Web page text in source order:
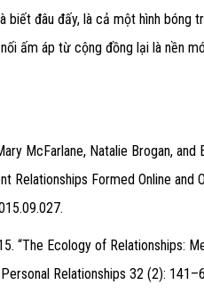
biết đâu đấy, là cả một hình bóng
ấm áp từ cộng đồng lại là nền
McFarlane, Natalie Brogan, and
Relationships Formed Online and
“The Ecology of Relationships:
Relationships 32 (2):